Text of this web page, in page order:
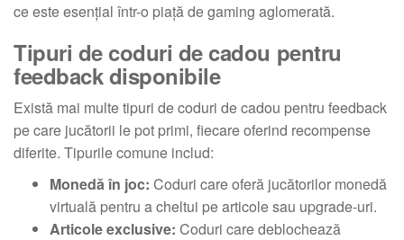
ce este esențial într-o piață de gaming aglomerată.
Tipuri de coduri de cadou pentru
feedback disponibile
Există mai multe tipuri de coduri de cadou pentru feedback
pe care jucătorii le pot primi, fiecare oferind recompense
diferite. Tipurile comune includ:
Monedă în joc: Coduri care oferă jucătorilor monedă
virtuală pentru a cheltui pe articole sau upgrade-uri.
Articole exclusive: Coduri care deblochează